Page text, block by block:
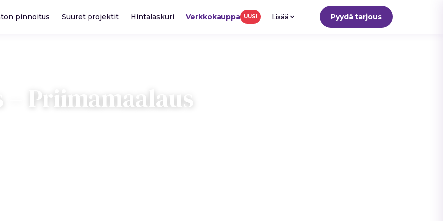
pinnoitus Suuret projektit Hintalaskuri Verkkokauppa UUSI Lisää Pyydä tarjous
Priimamaalaus